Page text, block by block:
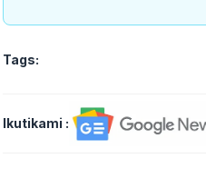
Tags:
Ikutikami :